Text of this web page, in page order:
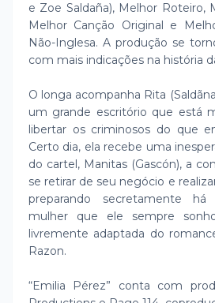
e Zoe Saldaña), Melhor Roteiro,
Melhor Canção Original e
Não-Inglesa. A produção se
com mais indicações na história
O longa acompanha Rita
um grande escritório que está
libertar os criminosos do que
Certo dia, ela recebe uma
do cartel, Manitas (Gascón), a
se retirar de seu negócio e
preparando secretamente
mulher que ele sempre
livremente adaptada do romance
Razon.
“Emilia Pérez” conta com